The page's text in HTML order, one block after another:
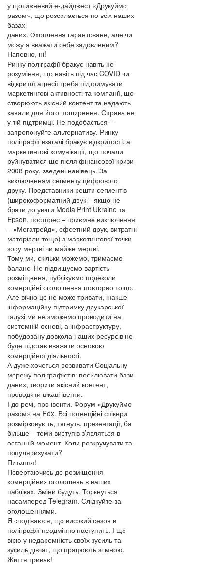
у щотижневий е-дайджест «Друкуймо
разом», що розсилається по всіх наших
базах
даних. Охоплення гарантоване, але чи
можу я вважати себе задовленим?
Напевно, ні!
Ринку поліграфії бракує навіть не
розуміння, що навіть під час COVID чи
відкритої агресії треба підтримувати
маркетингові активності та компанії, що
створюють якісний контент та надають
канали для його поширення. Справа не
у тій підтримці. Не подобається –
запропонуйте альтернативу. Ринку
поліграфії взагалі бракує відкритості, а
маркетингові комунікації, що почали
руйнуватися ще після фінансової кризи
2008 року, зведені нанівець. За
виключенням сегменту цифрового
друку. Представники решти сегментів
(широкоформатний друк – якщо не
брати до уваги Media Print Ukraine та
Epson, постпрес – приємне виключення
– «Мегатрейд», офсетний друк, витратні
матеріали тощо) з маркетингової точки
зору мертві чи майже мертві.
Тому ми, скільки можемо, тримаємо
баланс. Не підвищуємо вартість
розміщення, публікуємо подеколи
комерційні оголошення повторно тощо.
Але вічно це не може тривати, інакше
інформаційну підтримку друкарської
галузі ми не зможемо проводити на
системній основі, а інфраструктуру,
побудовану довкола наших ресурсів не
буде підстав вважати основою
комерційної діяльності.
А дуже хочеться розвивати Соціальну
мережу поліграфістів: посилювати бази
даних, творити якісний контент,
проводити цікаві івенти.
І до речі, про івенти. Форум «Друкуймо
разом» на Rex. Всі потенційні спікери
розмірковують, тягнуть, презентації, ба
більше – теми виступів з’являться в
останній момент. Коли розкручувати та
популяризувати?
Питання!
Повертаючись до розміщення
комерційних оголошень в наших
пабліках. Зміни будуть. Торкнуться
насамперед Telegram. Слідкуйте за
оголошеннями.
Я сподіваюся, що високий сезон в
поліграфії неодмінно наступить. І ще
вірю у недаремність своїх зусиль та
зусиль дівчат, що працюють зі мною.
Життя триває!